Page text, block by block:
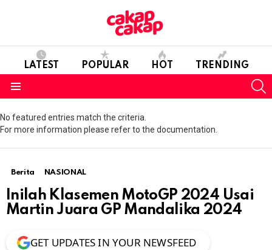
LATEST POPULAR HOT TRENDING
No featured entries match the criteria.
For more information please refer to the documentation.
Berita NASIONAL
Inilah Klasemen MotoGP 2024 Usai
Martin Juara GP Mandalika 2024
GET UPDATES IN YOUR NEWSFEED